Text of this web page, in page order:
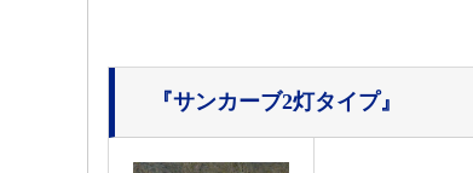
『サンカーブ2灯タイプ』